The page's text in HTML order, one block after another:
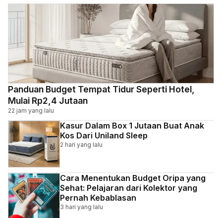
Panduan Budget Tempat Tidur Seperti Hotel,
Mulai Rp2,4 Jutaan
22 jam yang lalu
Kasur Dalam Box 1 Jutaan Buat Anak
Kos Dari Uniland Sleep
2 hari yang lalu
Cara Menentukan Budget Oripa yang
Sehat: Pelajaran dari Kolektor yang
Pernah Kebablasan
3 hari yang lalu